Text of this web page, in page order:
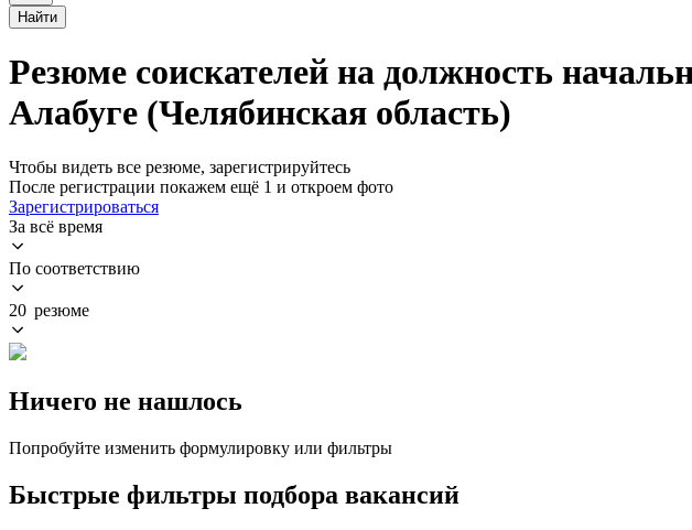
Найти
Резюме соискателей на должность
Алабуге (Челябинская область)
Чтобы видеть все резюме, зарегистрируйтесь
После регистрации покажем ещё 1 и откроем фото
Зарегистрироваться
За всё время
По соответствию
20 резюме
Ничего не нашлось
Попробуйте изменить формулировку или фильтры
Быстрые фильтры подбора вакансий